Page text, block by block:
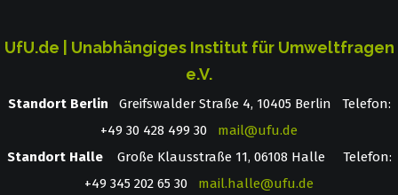
UfU.de | Unabhängiges Institut für Umweltfragen
e.V.
Standort Berlin ­ Greifswalder Straße 4, 10405 Berlin Telefon:
+49 30 428 499 30 mail@ufu.de
Standort HalleGroße Klausstraße 11, 06108 Halle Telefon:
+49 345 202 65 30 mail.halle@ufu.de